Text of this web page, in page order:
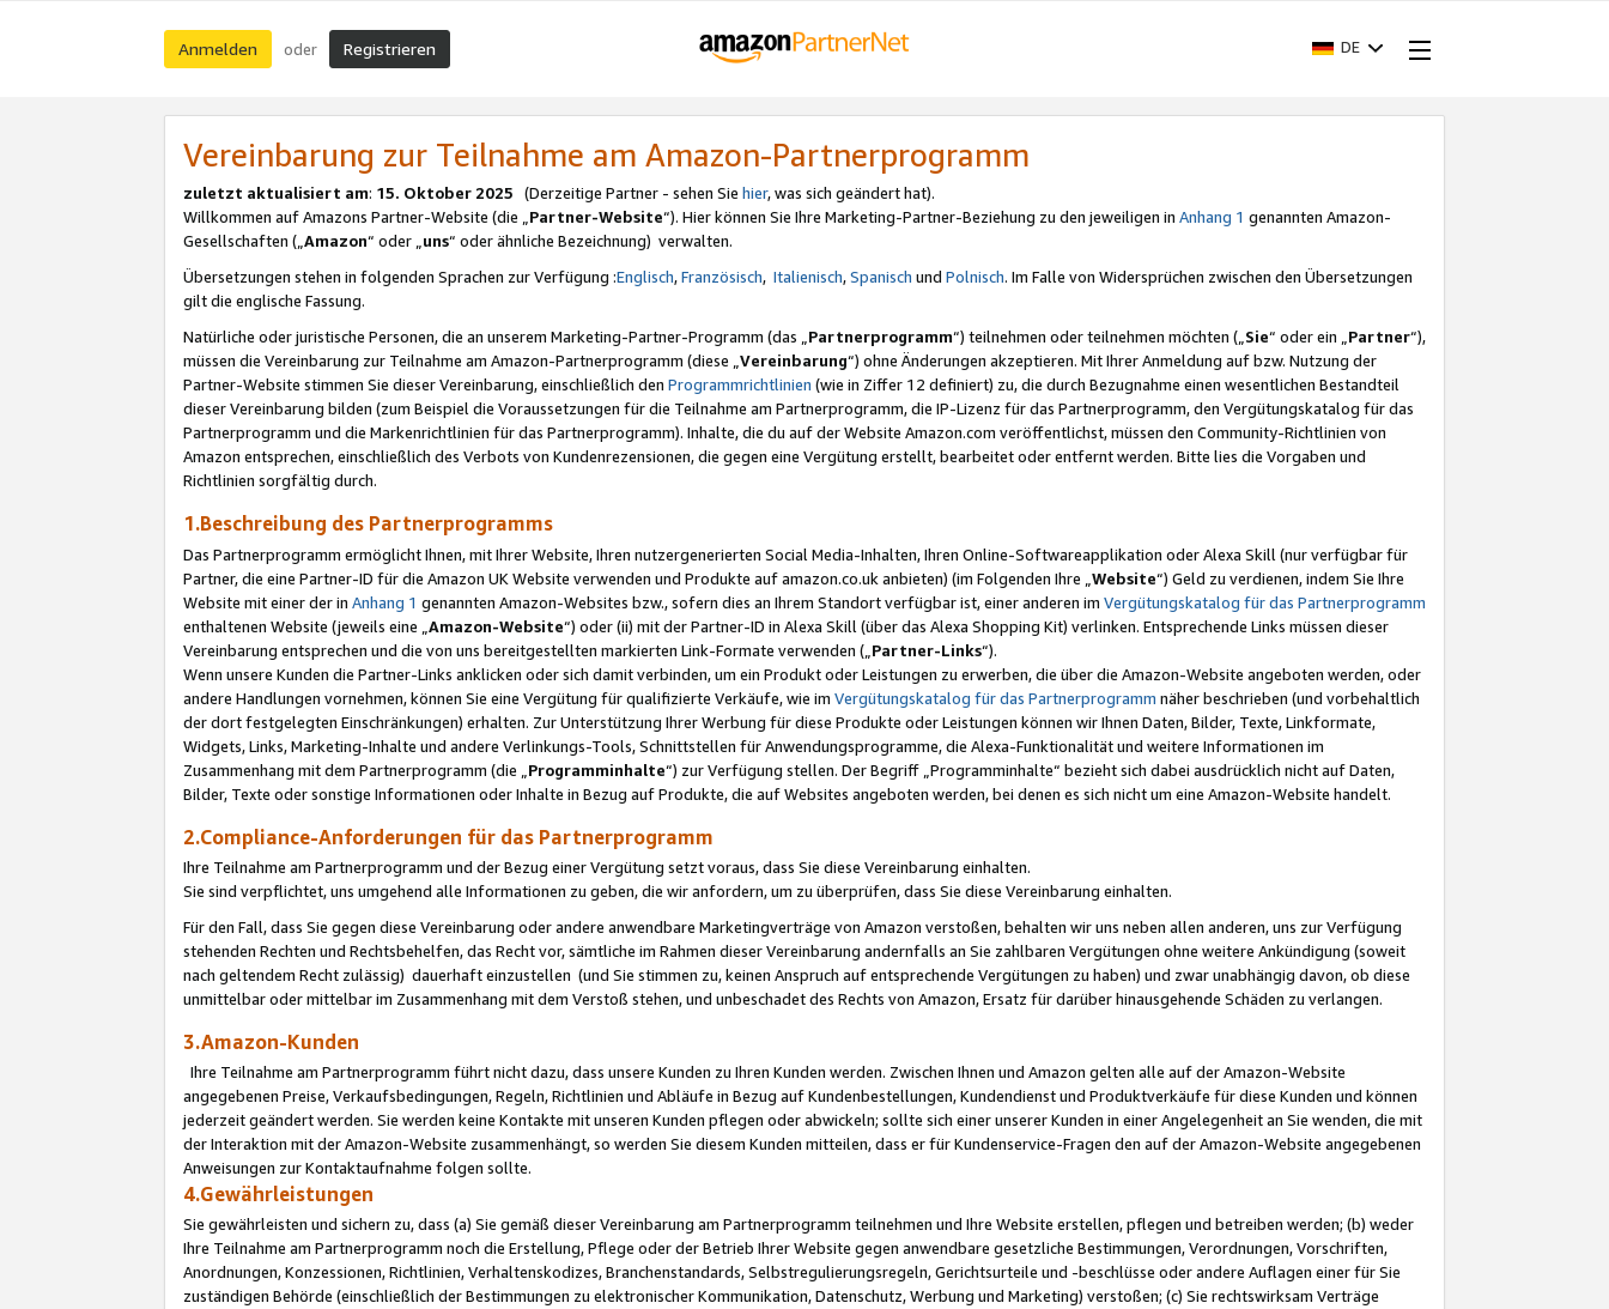
Anmelden oder Registrieren DE
Vereinbarung zur Teilnahme am Amazon-Partnerprogramm
zuletzt aktualisiert am: 15. Oktober 2025 (Derzeitige Partner - sehen Sie hier, was sich geändert hat).
Willkommen auf Amazons Partner-Website (die „Partner-Website“). Hier können Sie Ihre Marketing-Partner-Beziehung zu den jeweiligen in Anhang 1 genannten Amazon-
Gesellschaften („Amazon“ oder „uns“ oder ähnliche Bezeichnung) verwalten.
Übersetzungen stehen in folgenden Sprachen zur Verfügung :Englisch,Französisch, Italienisch,Spanisch und Polnisch. Im Falle von Widersprüchen zwischen den Übersetzungen
gilt die englische Fassung.
Natürliche oder juristische Personen, die an unserem Marketing-Partner-Programm (das „Partnerprogramm“) teilnehmen oder teilnehmen möchten („Sie“ oder ein „Partner“),
müssen die Vereinbarung zur Teilnahme am Amazon-Partnerprogramm (diese „Vereinbarung“) ohne Änderungen akzeptieren. Mit Ihrer Anmeldung auf bzw. Nutzung der
Partner-Website stimmen Sie dieser Vereinbarung, einschließlich den Programmrichtlinien (wie in Ziffer 12 definiert) zu, die durch Bezugnahme einen wesentlichen Bestandteil
dieser Vereinbarung bilden (zum Beispiel die Voraussetzungen für die Teilnahme am Partnerprogramm, die IP-Lizenz für das Partnerprogramm, den Vergütungskatalog für das
Partnerprogramm und die Markenrichtlinien für das Partnerprogramm). Inhalte, die du auf der Website Amazon.com veröffentlichst, müssen den Community-Richtlinien von
Amazon entsprechen, einschließlich des Verbots von Kundenrezensionen, die gegen eine Vergütung erstellt, bearbeitet oder entfernt werden. Bitte lies die Vorgaben und
Richtlinien sorgfältig durch.
1.Beschreibung des Partnerprogramms
Das Partnerprogramm ermöglicht Ihnen, mit Ihrer Website, Ihren nutzergenerierten Social Media-Inhalten, Ihren Online-Softwareapplikation oder Alexa Skill (nur verfügbar für
Partner, die eine Partner-ID für die Amazon UK Website verwenden und Produkte auf amazon.co.uk anbieten) (im Folgenden Ihre „ Website“) Geld zu verdienen, indem Sie Ihre
Website mit einer der in Anhang 1 genannten Amazon-Websites bzw., sofern dies an Ihrem Standort verfügbar ist, einer anderen im Vergütungskatalog für das Partnerprogramm
enthaltenen Website (jeweils eine „ Amazon-Website“) oder (ii) mit der Partner-ID in Alexa Skill (über das Alexa Shopping Kit) verlinken. Entsprechende Links müssen dieser
Vereinbarung entsprechen und die von uns bereitgestellten markierten Link-Formate verwenden („ Partner-Links“).
Wenn unsere Kunden die Partner-Links anklicken oder sich damit verbinden, um ein Produkt oder Leistungen zu erwerben, die über die Amazon-Website angeboten werden, oder
andere Handlungen vornehmen, können Sie eine Vergütung für qualifizierte Verkäufe, wie im Vergütungskatalog für das Partnerprogramm näher beschrieben (und vorbehaltlich
der dort festgelegten Einschränkungen) erhalten. Zur Unterstützung Ihrer Werbung für diese Produkte oder Leistungen können wir Ihnen Daten, Bilder, Texte, Linkformate,
Widgets, Links, Marketing-Inhalte und andere Verlinkungs-Tools, Schnittstellen für Anwendungsprogramme, die Alexa-Funktionalität und weitere Informationen im
Zusammenhang mit dem Partnerprogramm (die „ Programminhalte“) zur Verfügung stellen. Der Begriff „Programminhalte“ bezieht sich dabei ausdrücklich nicht auf Daten,
Bilder, Texte oder sonstige Informationen oder Inhalte in Bezug auf Produkte, die auf Websites angeboten werden, bei denen es sich nicht um eine Amazon-Website handelt.
2.Compliance-Anforderungen für das Partnerprogramm
Ihre Teilnahme am Partnerprogramm und der Bezug einer Vergütung setzt voraus, dass Sie diese Vereinbarung einhalten.
Sie sind verpflichtet, uns umgehend alle Informationen zu geben, die wir anfordern, um zu überprüfen, dass Sie diese Vereinbarung einhalten.
Für den Fall, dass Sie gegen diese Vereinbarung oder andere anwendbare Marketingverträge von Amazon verstoßen, behalten wir uns neben allen anderen, uns zur Verfügung
stehenden Rechten und Rechtsbehelfen, das Recht vor, sämtliche im Rahmen dieser Vereinbarung andernfalls an Sie zahlbaren Vergütungen ohne weitere Ankündigung (soweit
nach geltendem Recht zulässig) dauerhaft einzustellen (und Sie stimmen zu, keinen Anspruch auf entsprechende Vergütungen zu haben) und zwar unabhängig davon, ob diese
unmittelbar oder mittelbar im Zusammenhang mit dem Verstoß stehen, und unbeschadet des Rechts von Amazon, Ersatz für darüber hinausgehende Schäden zu verlangen.
3.Amazon-Kunden
Ihre Teilnahme am Partnerprogramm führt nicht dazu, dass unsere Kunden zu Ihren Kunden werden. Zwischen Ihnen und Amazon gelten alle auf der Amazon-Website
angegebenen Preise, Verkaufsbedingungen, Regeln, Richtlinien und Abläufe in Bezug auf Kundenbestellungen, Kundendienst und Produktverkäufe für diese Kunden und können
jederzeit geändert werden. Sie werden keine Kontakte mit unseren Kunden pflegen oder abwickeln; sollte sich einer unserer Kunden in einer Angelegenheit an Sie wenden, die mit
der Interaktion mit der Amazon-Website zusammenhängt, so werden Sie diesem Kunden mitteilen, dass er für Kundenservice-Fragen den auf der Amazon-Website angegebenen
Anweisungen zur Kontaktaufnahme folgen sollte.
4.Gewährleistungen
Sie gewährleisten und sichern zu, dass (a) Sie gemäß dieser Vereinbarung am Partnerprogramm teilnehmen und Ihre Website erstellen, pflegen und betreiben werden; (b) weder
Ihre Teilnahme am Partnerprogramm noch die Erstellung, Pflege oder der Betrieb Ihrer Website gegen anwendbare gesetzliche Bestimmungen, Verordnungen, Vorschriften,
Anordnungen, Konzessionen, Richtlinien, Verhaltenskodizes, Branchenstandards, Selbstregulierungsregeln, Gerichtsurteile und -beschlüsse oder andere Auflagen einer für Sie
zuständigen Behörde (einschließlich der Bestimmungen zu elektronischer Kommunikation, Datenschutz, Werbung und Marketing) verstoßen; (c) Sie rechtswirksam Verträge